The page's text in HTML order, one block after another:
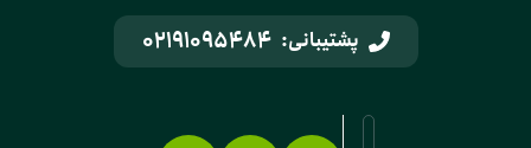
پشتیبانی: 02191095484